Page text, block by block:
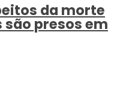
da morte
são presos em